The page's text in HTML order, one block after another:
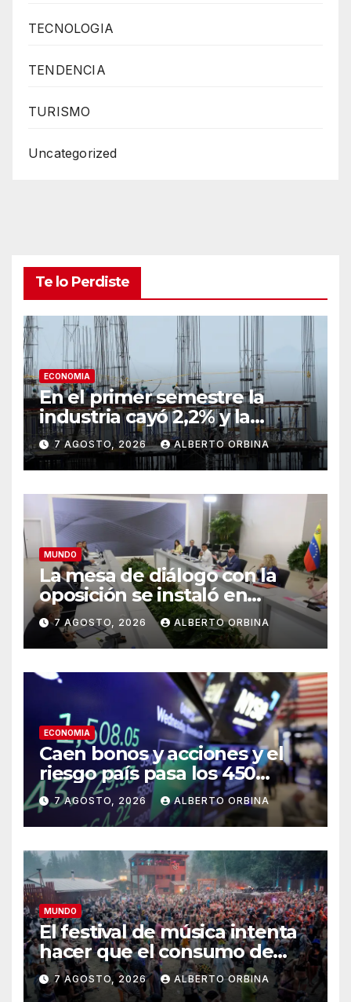
TECNOLOGIA
TENDENCIA
TURISMO
Uncategorized
Te lo Perdiste
ECONOMIA
En el primer semestre la
industria cayó 2,2% y la
construcción mejoró casi 3%
7 AGOSTO, 2026 ALBERTO ORBINA
MUNDO
La mesa de diálogo con la
oposición se instaló en
Venezuela: se declaró en
sesión permanente y acordó
un calendario hacia el
llamado a elecciones
7 AGOSTO, 2026 ALBERTO ORBINA
ECONOMIA
Caen bonos y acciones y el
riesgo país pasa los 450
puntos tras las concesiones
que tuvo que hacer el
Gobierno en el Congreso
7 AGOSTO, 2026 ALBERTO ORBINA
MUNDO
El festival de música intenta
hacer que el consumo de
drogas sea más seguro
7 AGOSTO, 2026 ALBERTO ORBINA